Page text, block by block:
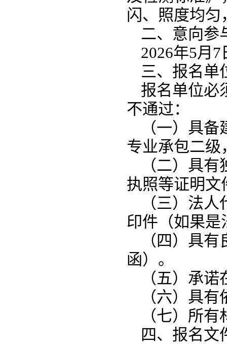
闪、照度均
二、意向参
2026年5月
三、报名单
报名单位必
不通过：
（一）具
专业承包二级
（二）具
执照等证明文
（三）法
印件（如果
（四）具
函）。
（五）承
（六）具
（七）所
四、报名文